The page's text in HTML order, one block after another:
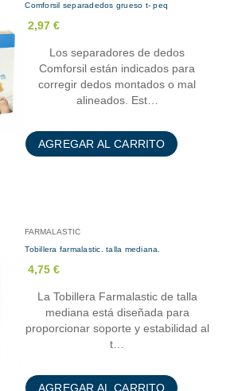
Comforsil separadedos grueso t- peq
2,97 €
Los separadores de dedos
Comforsil están indicados para
corregir dedos montados o mal
alineados. Est…
AGREGAR AL CARRITO
FARMALASTIC
Tobillera farmalastic. talla mediana.
4,75 €
La Tobillera Farmalastic de talla
mediana está diseñada para
proporcionar soporte y estabilidad al
t…
AGREGAR AL CARRITO